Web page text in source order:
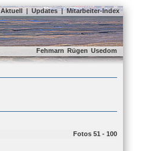
Aktuell | Updates | Mitarbeiter-Index
Fehmarn Rügen Usedom
Fotos 51 - 100